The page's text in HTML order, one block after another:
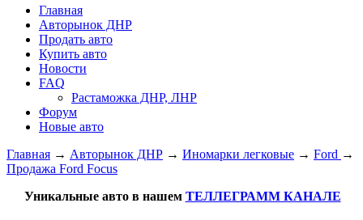
Главная
Авторынок ДНР
Продать авто
Купить авто
Новости
FAQ
Растаможка ДНР, ЛНР
Форум
Новые авто
Главная → Авторынок ДНР → Иномарки легковые → Ford →
Продажа Ford Focus
Уникальные авто в нашем ТЕЛЛЕГРАММ КАНАЛЕ